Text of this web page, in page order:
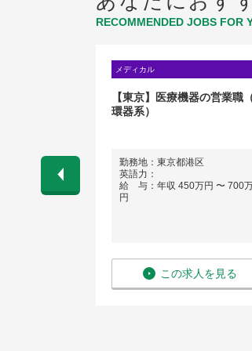
RECOMMENDED JOBS FOR
メディカル
【東京】医療機器の営業職
環器系）
勤務地：東京都港区
英語力：
給 与：年収 450万円 〜 700
円
この求人を見る